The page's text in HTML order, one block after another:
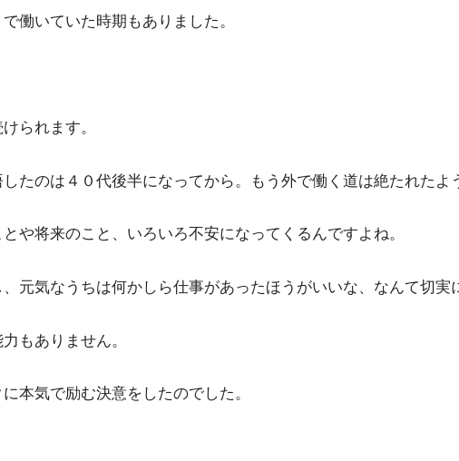
働いていた時期もありました。
られます。
たのは４０代後半になってから。もう外で働く道は絶たれたよ
や将来のこと、いろいろ不安になってくるんですよね。
元気なうちは何かしら仕事があったほうがいいな、なんて切実
もありません。
本気で励む決意をしたのでした。